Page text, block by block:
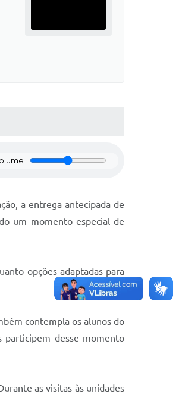
a entrega antecipada de
um momento especial de
opções adaptadas para
contempla os alunos do
participem desse momento
as visitas às unidades